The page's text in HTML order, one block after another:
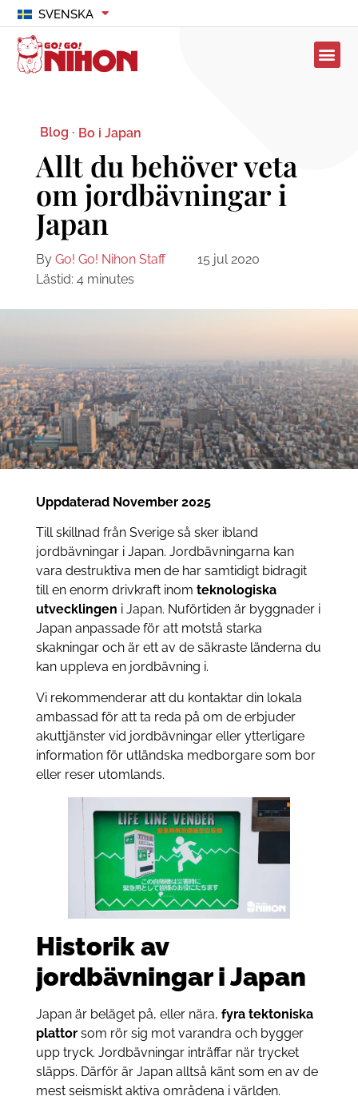
SVENSKA
Blog · Bo i Japan
Allt du behöver veta
om jordbävningar i
Japan
By Go! Go! Nihon Staff
15 jul 2020
Lästid: 4 minutes
Uppdaterad November 2025
Till skillnad från Sverige så sker ibland
jordbävningar i Japan. Jordbävningarna kan
vara destruktiva men de har samtidigt bidragit
till en enorm drivkraft inom teknologiska
utvecklingen i Japan. Nuförtiden är byggnader i
Japan anpassade för att motstå starka
skakningar och är ett av de säkraste länderna du
kan uppleva en jordbävning i.
Vi rekommenderar att du kontaktar din lokala
ambassad för att ta reda på om de erbjuder
akuttjänster vid jordbävningar eller ytterligare
information för utländska medborgare som bor
eller reser utomlands.
Historik av
jordbävningar i Japan
Japan är beläget på, eller nära, fyra tektoniska
plattorsom rör sig mot varandra och bygger
upp tryck. Jordbävningar inträffar när trycket
släpps. Därför är Japan alltså känt som en av de
mest seismiskt aktiva områdena i världen.